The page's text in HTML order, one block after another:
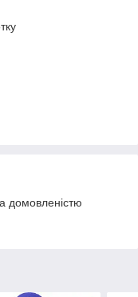
домовленістю